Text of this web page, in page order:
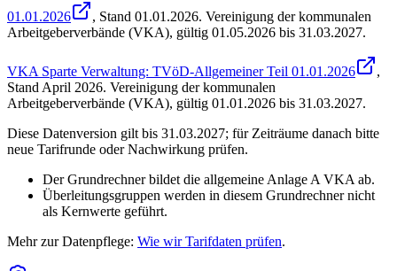
01.01.2026
, Stand 01.01.2026. Vereinigung der kommunalen
Arbeitgeberverbände (VKA), gültig 01.05.2026 bis 31.03.2027.
VKA Sparte Verwaltung: TVöD-Allgemeiner Teil 01.01.2026
,
Stand April 2026. Vereinigung der kommunalen
Arbeitgeberverbände (VKA), gültig 01.01.2026 bis 31.03.2027.
Diese Datenversion gilt bis 31.03.2027; für Zeiträume danach bitte
neue Tarifrunde oder Nachwirkung prüfen.
Der Grundrechner bildet die allgemeine Anlage A VKA ab.
Überleitungsgruppen werden in diesem Grundrechner nicht
als Kernwerte geführt.
Mehr zur Datenpflege: Wie wir Tarifdaten prüfen.